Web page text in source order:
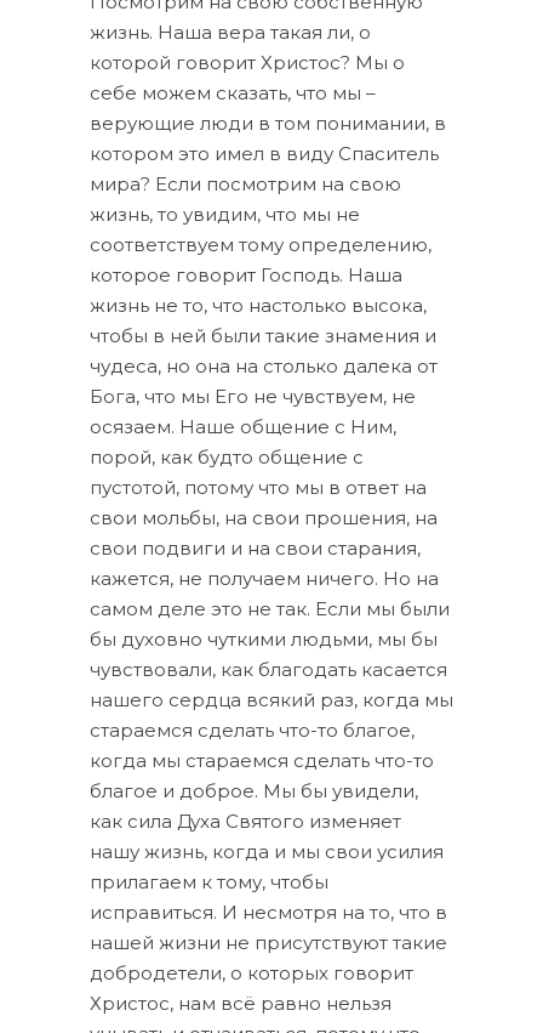
жизнь. Наша вера такая ли, о
которой говорит Христос? Мы о
себе можем сказать, что мы –
верующие люди в том понимании, в
котором это имел в виду Спаситель
мира? Если посмотрим на свою
жизнь, то увидим, что мы не
соответствуем тому определению,
которое говорит Господь. Наша
жизнь не то, что настолько высока,
чтобы в ней были такие знамения и
чудеса, но она на столько далека от
Бога, что мы Его не чувствуем, не
осязаем. Наше общение с Ним,
порой, как будто общение с
пустотой, потому что мы в ответ на
свои мольбы, на свои прошения, на
свои подвиги и на свои старания,
кажется, не получаем ничего. Но на
самом деле это не так. Если мы были
бы духовно чуткими людьми, мы бы
чувствовали, как благодать касается
нашего сердца всякий раз, когда мы
стараемся сделать что-то благое,
когда мы стараемся сделать что-то
благое и доброе. Мы бы увидели,
как сила Духа Святого изменяет
нашу жизнь, когда и мы свои усилия
прилагаем к тому, чтобы
исправиться. И несмотря на то, что в
нашей жизни не присутствуют такие
добродетели, о которых говорит
Христос, нам всё равно нельзя